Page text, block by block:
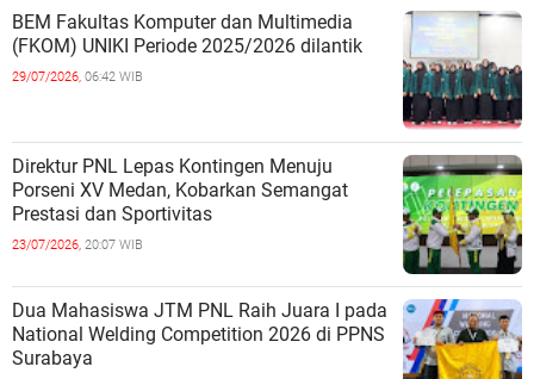
BEM Fakultas Komputer dan Multimedia
(FKOM) UNIKI Periode 2025/2026 dilantik
29/07/2026, 06:42 WIB
Direktur PNL Lepas Kontingen Menuju
Porseni XV Medan, Kobarkan Semangat
Prestasi dan Sportivitas
23/07/2026, 20:07 WIB
Dua Mahasiswa JTM PNL Raih Juara I pada
National Welding Competition 2026 di PPNS
Surabaya